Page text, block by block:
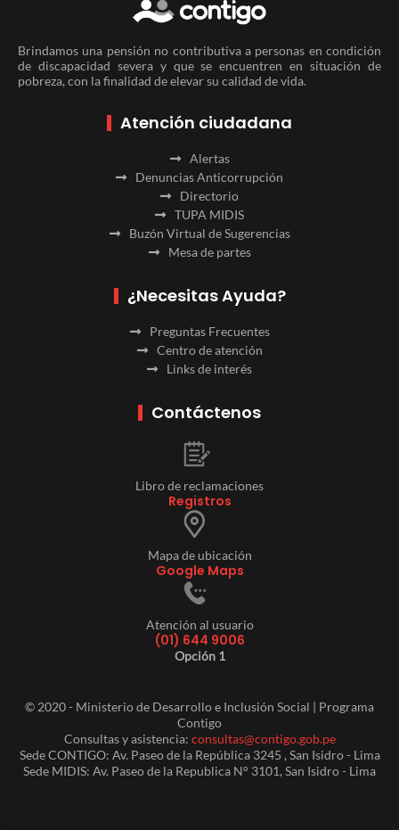
Brindamos una pensión no contributiva a personas en condición
de discapacidad severa y que se encuentren en situación de
pobreza, con la finalidad de elevar su calidad de vida.
Atención ciudadana
Alertas
Denuncias Anticorrupción
Directorio
TUPA MIDIS
Buzón Virtual de Sugerencias
Mesa de partes
¿Necesitas Ayuda?
Preguntas Frecuentes
Centro de atención
Links de interés
Contáctenos
Libro de reclamaciones
Registros
Mapa de ubicación
Google Maps
Atención al usuario
(01) 644 9006
Opción 1
© 2020 - Ministerio de Desarrollo e Inclusión Social | Programa
Contigo
Consultas y asistencia: consultas@contigo.gob.pe
Sede CONTIGO: Av. Paseo de la República 3245 , San Isidro - Lima
Sede MIDIS: Av. Paseo de la Republica N° 3101, San Isidro - Lima